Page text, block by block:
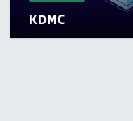
KDMC